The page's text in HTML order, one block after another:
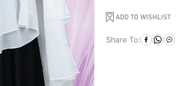
ADD TO WISHLIST
Share To: